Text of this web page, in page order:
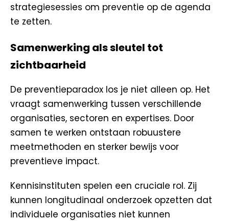
strategiesessies om preventie op de agenda
te zetten.
Samenwerking als sleutel tot
zichtbaarheid
De preventieparadox los je niet alleen op. Het
vraagt samenwerking tussen verschillende
organisaties, sectoren en expertises. Door
samen te werken ontstaan robuustere
meetmethoden en sterker bewijs voor
preventieve impact.
Kennisinstituten spelen een cruciale rol. Zij
kunnen longitudinaal onderzoek opzetten dat
individuele organisaties niet kunnen